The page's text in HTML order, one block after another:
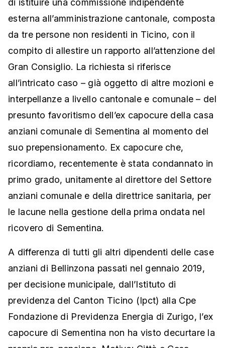
di istituire una commissione indipendente
esterna all’amministrazione cantonale, composta
da tre persone non residenti in Ticino, con il
compito di allestire un rapporto all’attenzione del
Gran Consiglio. La richiesta si riferisce
all’intricato caso – già oggetto di altre mozioni e
interpellanze a livello cantonale e comunale – del
presunto favoritismo dell’ex capocure della casa
anziani comunale di Sementina al momento del
suo prepensionamento. Ex capocure che,
ricordiamo, recentemente è stata condannato in
primo grado, unitamente al direttore del Settore
anziani comunale e della direttrice sanitaria, per
le lacune nella gestione della prima ondata nel
ricovero di Sementina.
A differenza di tutti gli altri dipendenti delle case
anziani di Bellinzona passati nel gennaio 2019,
per decisione municipale, dall’Istituto di
previdenza del Canton Ticino (Ipct) alla Cpe
Fondazione di Previdenza Energia di Zurigo, l’ex
capocure di Sementina non ha visto decurtare la